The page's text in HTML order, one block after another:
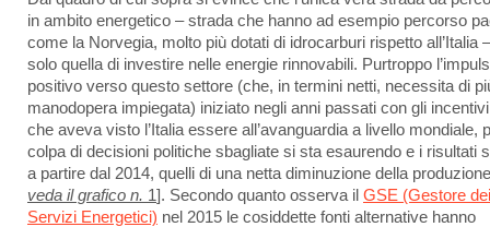
in ambito energetico – strada che hanno ad esempio percorso
come la Norvegia, molto più dotati di idrocarburi rispetto all’Italia
solo quella di investire nelle energie rinnovabili. Purtroppo
positivo verso questo settore (che, in termini netti, necessita di
manodopera impiegata) iniziato negli anni passati con gli
che aveva visto l’Italia essere all’avanguardia a livello mondiale,
colpa di decisioni politiche sbagliate si sta esaurendo e i risultati
a partire dal 2014, quelli di una netta diminuzione della
veda il grafico n. 1 ]. Secondo quanto osserva il GSE (Gestore dei
Servizi Energetici) nel 2015 le cosiddette fonti alternative hanno